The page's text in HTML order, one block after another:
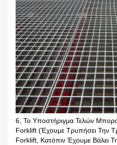
6, Το Υποστήριγμα Τελών
Forklift (έχουμε Τρυπήσει Την
Forklift, Κατόπιν Έχουμε Βάλει